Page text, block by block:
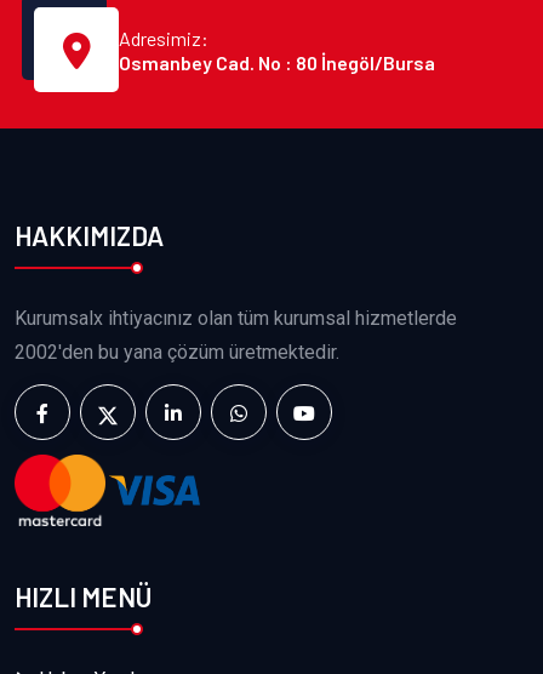
Adresimiz:
Osmanbey Cad. No : 80 İnegöl/Bursa
HAKKIMIZDA
Kurumsalx ihtiyacınız olan tüm kurumsal hizmetlerde
2002'den bu yana çözüm üretmektedir.
HIZLI MENÜ